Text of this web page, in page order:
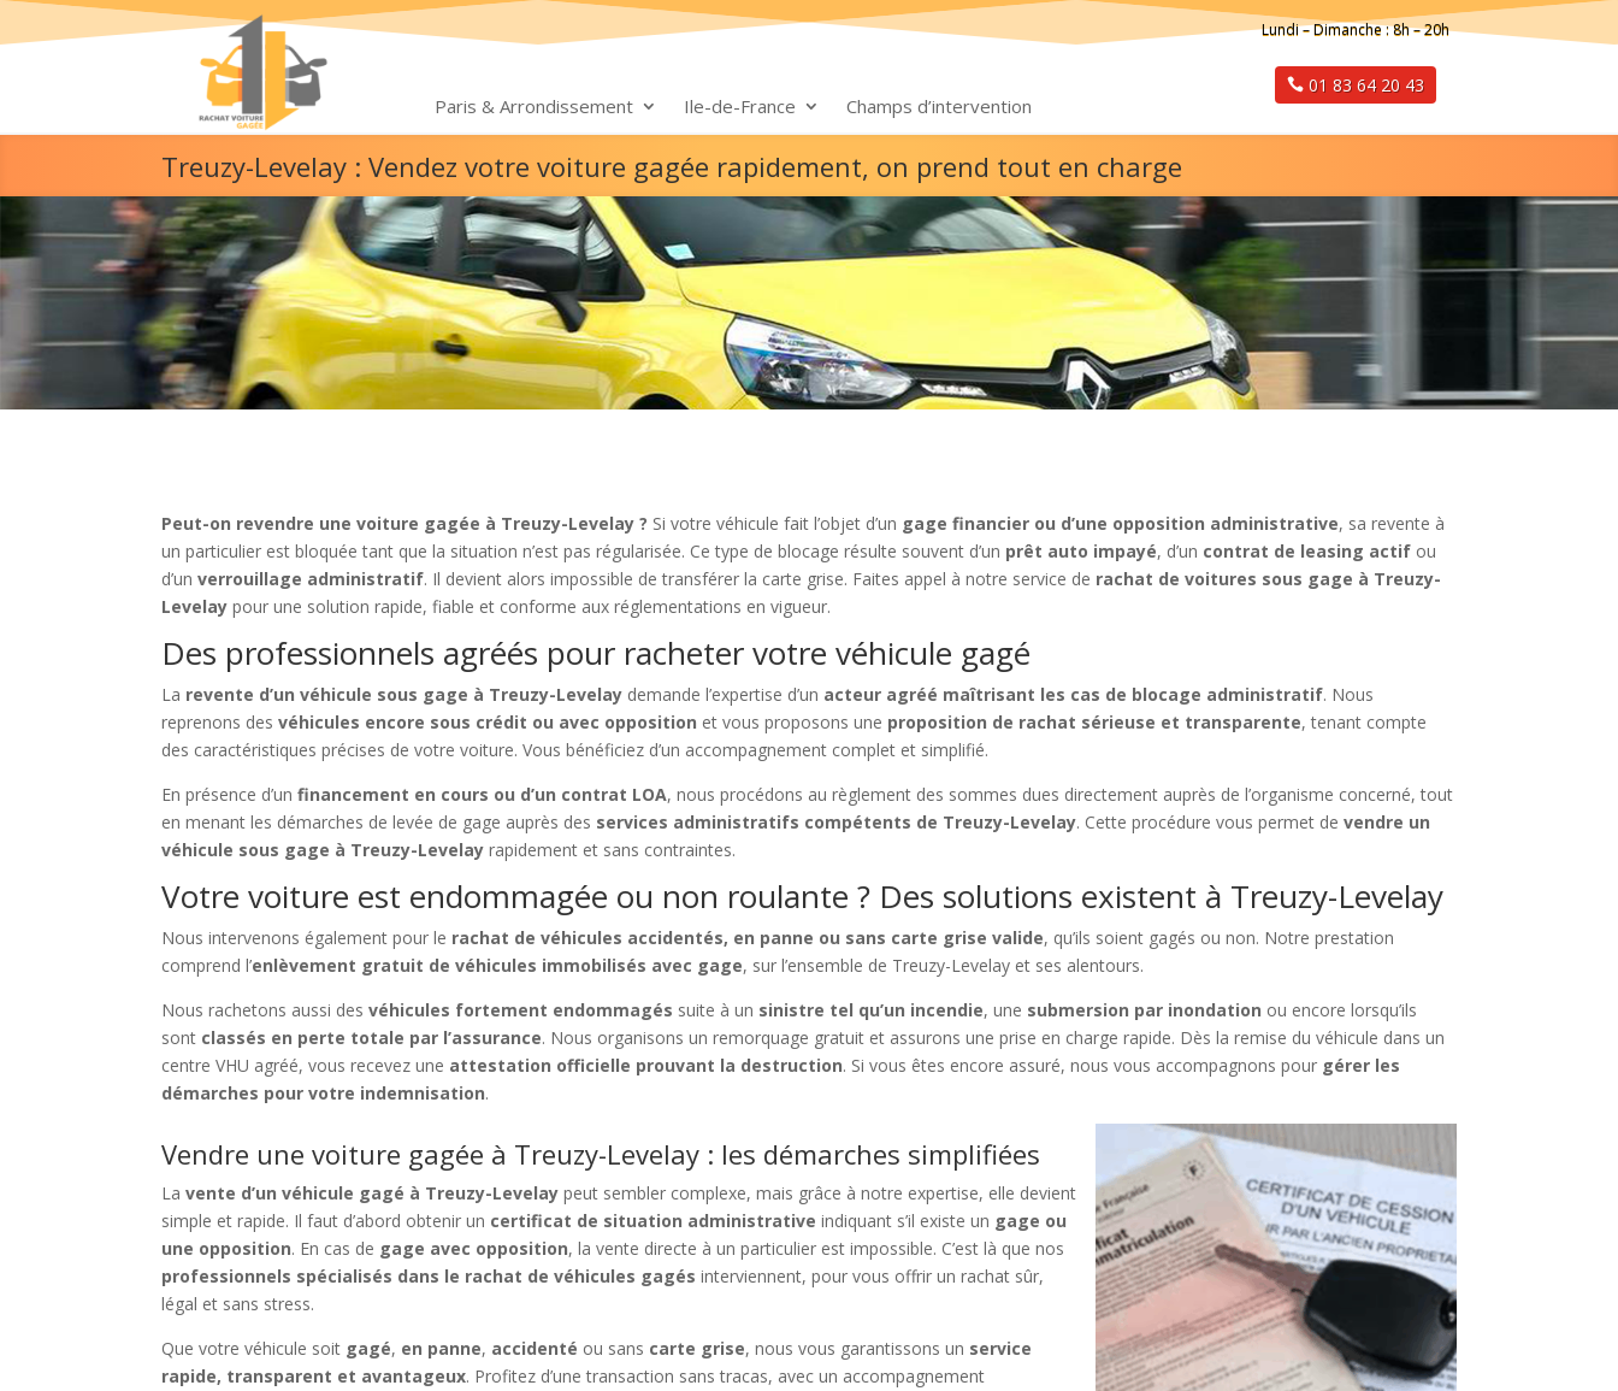
Paris & Arrondissement Ile-de-France Champs d’intervention
Lundi – Dimanche : 8h – 20h
01 83 64 20 43
Treuzy-Levelay : Vendez votre voiture gagée rapidement, on prend tout en charge
Peut-on revendre une voiture gagée à Treuzy-Levelay ? Si votre véhicule fait l’objet d’un gage financier ou d’une opposition administrative, sa revente à
un particulier est bloquée tant que la situation n’est pas régularisée. Ce type de blocage résulte souvent d’un prêt auto impayé, d’un contrat de leasing actif ou
d’unverrouillage administratif. Il devient alors impossible de transférer la carte grise. Faites appel à notre service de rachat de voitures sous gage à Treuzy-
Levelay pour une solution rapide, fiable et conforme aux réglementations en vigueur.
Des professionnels agréés pour racheter votre véhicule gagé
La revente d’un véhicule sous gage à Treuzy-Levelay demande l’expertise d’un acteur agréé maîtrisant les cas de blocage administratif. Nous
reprenons desvéhicules encore sous crédit ou avec opposition et vous proposons une proposition de rachat sérieuse et transparente, tenant compte
des caractéristiques précises de votre voiture. Vous bénéficiez d’un accompagnement complet et simplifié.
En présence d’unfinancement en cours ou d’un contrat LOA, nous procédons au règlement des sommes dues directement auprès de l’organisme concerné, tout
en menant les démarches de levée de gage auprès des services administratifs compétents de Treuzy-Levelay. Cette procédure vous permet devendre un
véhicule sous gage à Treuzy-Levelay rapidement et sans contraintes.
Votre voiture est endommagée ou non roulante ? Des solutions existent à Treuzy-Levelay
Nous intervenons également pour le rachat de véhicules accidentés, en panne ou sans carte grise valide, qu’ils soient gagés ou non. Notre prestation
comprend l’enlèvement gratuit de véhicules immobilisés avec gage, sur l’ensemble de Treuzy-Levelay et ses alentours.
Nous rachetons aussi desvéhicules fortement endommagés suite à un sinistre tel qu’un incendie, une submersion par inondation ou encore lorsqu’ils
sont classés en perte totale par l’assurance. Nous organisons un remorquage gratuit et assurons une prise en charge rapide. Dès la remise du véhicule dans un
centre VHU agréé, vous recevez une attestation officielle prouvant la destruction. Si vous êtes encore assuré, nous vous accompagnons pour gérer les
démarches pour votre indemnisation.
Vendre une voiture gagée à Treuzy-Levelay : les démarches simplifiées
Lavente d’un véhicule gagé à Treuzy-Levelay peut sembler complexe, mais grâce à notre expertise, elle devient
simple et rapide. Il faut d’abord obtenir un certificat de situation administrative indiquant s’il existe un gage ou
une opposition. En cas de gage avec opposition, la vente directe à un particulier est impossible. C’est là que nos
professionnels spécialisés dans le rachat de véhicules gagés interviennent, pour vous offrir un rachat sûr,
légal et sans stress.
Que votre véhicule soit gagé, en panne, accidenté ou sans carte grise, nous vous garantissons un service
rapide, transparent et avantageux. Profitez d’une transaction sans tracas, avec un accompagnement